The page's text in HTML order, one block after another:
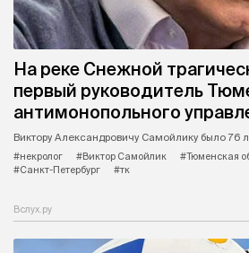
На реке Снежной
первый руководитель
антимонопольного
Виктору Александровичу Самойлику было 76
#некролог
#Виктор Самойлик
#Тюменская
#Санкт-Петербург
#тк
Вслух.ру